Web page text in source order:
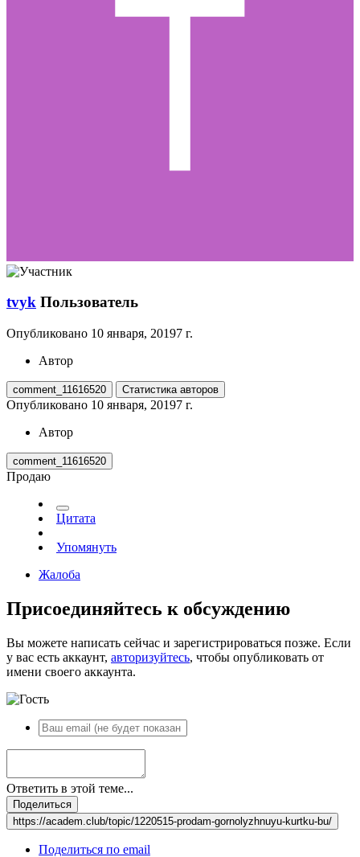
tvyk Пользователь
Опубликовано 10 января, 20197 г.
Автор
comment_11616520 Статистика авторов
Опубликовано 10 января, 20197 г.
Автор
comment_11616520
Продаю
Цитата
Упомянуть
Жалоба
Присоединяйтесь к обсуждению
Вы можете написать сейчас и зарегистрироваться позже. Если
у вас есть аккаунт, авторизуйтесь, чтобы опубликовать от
имени своего аккаунта.
Ответить в этой теме...
Поделиться
https://academ.club/topic/1220515-prodam-gornolyzhnuyu-kurtku-bu/
Поделиться по email